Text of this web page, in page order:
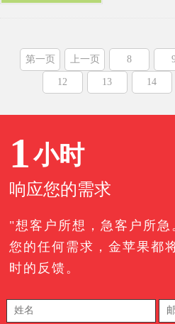
第一页 上一页 8
12 13 14
1小时
响应您的需求
"想客户所想，急客户所急
您的任何需求，金苹果都
时的反馈。